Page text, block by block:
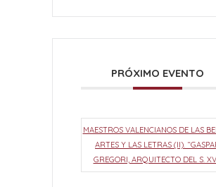
PRÓXIMO EVENTO
MAESTROS VALENCIANOS DE LAS
ARTES Y LAS LETRAS (II).
GREGORI, ARQUITECTO DEL S.